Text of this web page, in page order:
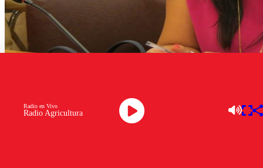
Radio Agricultura
Radio en Vivo